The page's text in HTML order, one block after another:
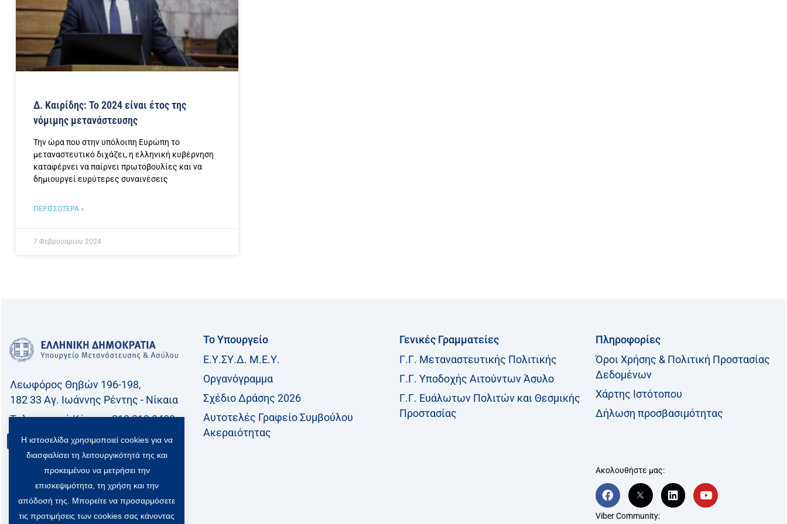
Δ. Καιρίδης: Το 2024 είναι έτος της
νόμιμης μετανάστευσης
Την ώρα που στην υπόλοιπη Ευρώπη το
μεταναστευτικό διχάζει, η ελληνική κυβέρνηση
καταφέρνει να παίρνει πρωτοβουλίες και να
δημιουργεί ευρύτερες συναινέσεις
ΠΕΡΙΣΣΟΤΕΡΑ »
7 Φεβρουαρίου 2024
Λεωφόρος Θηβών 196-198,
182 33 Aγ. Ιωάννης Ρέντης - Νίκαια
Τηλεφωνικό Kέντρο: 213 212 8400
Επικοινωνία
Το Υπουργείο
Ε.Υ.ΣΥ.Δ. Μ.Ε.Υ.
Οργανόγραμμα
Σχέδιο Δράσης 2026
Αυτοτελές Γραφείο Συμβούλου
Ακεραιότητας
Γενικές Γραμματείες
Γ.Γ. Μεταναστευτικής Πολιτικής
Γ.Γ. Υποδοχής Αιτούντων Άσυλο
Γ.Γ. Ευάλωτων Πολιτών και Θεσμικής
Προστασίας
Πληροφορίες
Όροι Χρήσης & Πολιτική Προστασίας
Δεδομένων
Χάρτης Ιστότοπου
Δήλωση προσβασιμότητας
Ακολουθήστε μας:
F
a
c
T
w
i
L
i
n
Y
o
u
Viber Community:
Η ιστοσελίδα χρησιμοποιεί cookies για να
διασφαλίσει τη λειτουργικότητά της και
προκειμένου να μετρήσει την
επισκεψιμότητα, τη χρήση και την
απόδοσή της. Μπορείτε να προσαρμόσετε
τις προτιμήσεις των cookies σας κάνοντας